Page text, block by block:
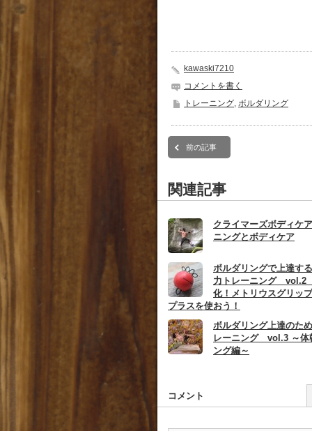
kawaski7210
コメントを書く
トレーニング, ボルダリング
前の記事
関連記事
クライマーズボディケ
ニングとボディケア
ボルダリングで上達す
力トレーニング
化！メトリウスグリッ
プラスを使おう！
ボルダリング上達のた
レーニング vol.3 ～体
ング編～
コメント